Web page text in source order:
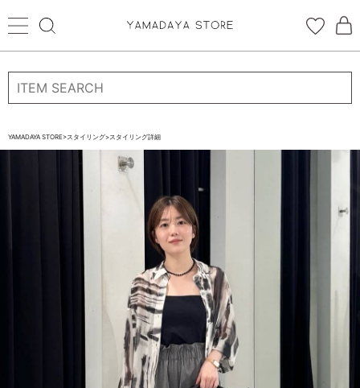
ログイン 新規会員登録
CATEGORYから探す
STORE BRAND・LABELから探す
YAMADAYA STORE>スタイリング>スタイリング詳細